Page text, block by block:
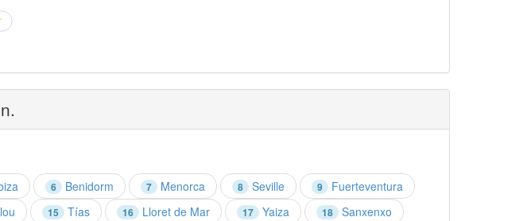
6 Benidorm 7 Menorca 8 Seville 9 Fuerteventura
15 Tías 16 Lloret de Mar 17 Yaiza 18 Sanxenxo